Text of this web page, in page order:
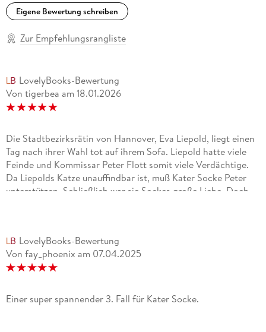
Eigene Bewertung schreiben
Zur Empfehlungsrangliste
LovelyBooks-Bewertung
Von tigerbea am 18.01.2026
Die Stadtbezirksrätin von Hannover, Eva Liepold, liegt einen
Tag nach ihrer Wahl tot auf ihrem Sofa. Liepold hatte viele
Feinde und Kommissar Peter Flott somit viele Verdächtige.
Da Liepolds Katze unauffindbar ist, muß Kater Socke Peter
unterstützen. Schließlich war sie Sockes große Liebe. Doch
wohl. Schließlich trifft man hier auf alte Bekannte, die schon
zu Freunden geworden sind. Diesmal hat Peter Flott auch
private Probleme, so daß man richtig mit ihm leidet. Aber
hier wieder ihre Schnäuzchen tief in einen Kriminalfall
stecken. Zusammen sind sie einfach unschlagbar, ihre
LovelyBooks-Bewertung
Von fay_phoenix am 07.04.2025
Einer super spannender 3. Fall für Kater Socke.